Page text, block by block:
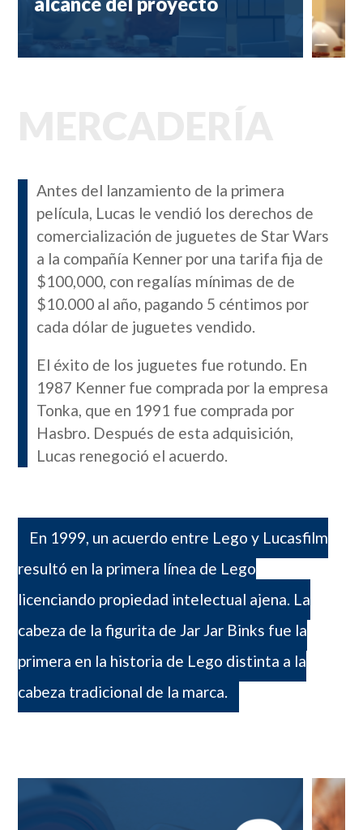
Antes del lanzamiento de la primera
película, Lucas le vendió los derechos de
comercialización de juguetes de Star Wars
a la compañía Kenner por una tarifa fija de
$100,000, con regalías mínimas de de
$10.000 al año, pagando 5 céntimos por
cada dólar de juguetes vendido.
El éxito de los juguetes fue rotundo. En
1987 Kenner fue comprada por la empresa
Tonka, que en 1991 fue comprada por
Hasbro. Después de esta adquisición,
Lucas renegoció el acuerdo.
En 1999, un acuerdo entre Lego y Lucasfilm
resultó en la primera línea de Lego
licenciando propiedad intelectual ajena. La
cabeza de la figurita de Jar Jar Binks fue la
primera en la historia de Lego distinta a la
cabeza tradicional de la marca.